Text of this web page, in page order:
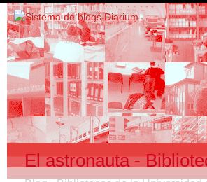
El astronauta -